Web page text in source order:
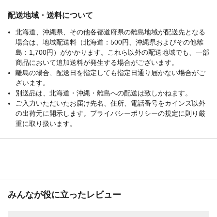
配送地域・送料について
北海道、沖縄県、その他各都道府県の離島地域が配送先となる
場合は、地域配送料（北海道：500円、沖縄県およびその他離
島：1,700円）がかかります。これら以外の配送地域でも、一部
商品において追加送料が発生する場合がございます。
離島の場合、配送日を指定しても指定日通り届かない場合がご
ざいます。
別送品は、北海道・沖縄・離島への配送は致しかねます。
ご入力いただいたお届け先名、住所、電話番号をカインズ以外
の出荷元に開示します。プライバシーポリシーの規定に則り厳
重に取り扱います。
みんなが役に立ったレビュー